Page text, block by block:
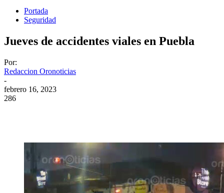
Portada
Seguridad
Jueves de accidentes viales en Puebla
Por:
Redaccion Oronoticias
-
febrero 16, 2023
286